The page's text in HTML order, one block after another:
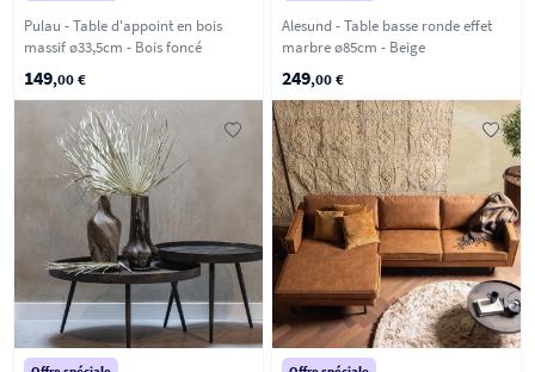
Pulau - Table d'appoint en bois
massif ø33,5cm - Bois foncé
149,00 €
Alesund - Table basse ronde effet
marbre ø85cm - Beige
249,00 €